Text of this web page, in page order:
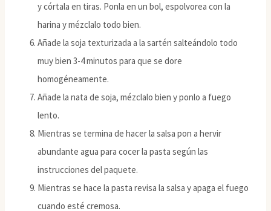
y córtala en tiras. Ponla en un bol, espolvorea con la
harina y mézclalo todo bien.
Añade la soja texturizada a la sartén salteándolo todo
muy bien 3-4 minutos para que se dore
homogéneamente.
Añade la nata de soja, mézclalo bien y ponlo a fuego
lento.
Mientras se termina de hacer la salsa pon a hervir
abundante agua para cocer la pasta según las
instrucciones del paquete.
Mientras se hace la pasta revisa la salsa y apaga el fuego
cuando esté cremosa.